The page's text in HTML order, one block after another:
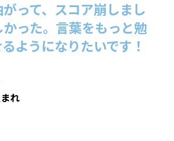
って、スコア崩しまし
った。言葉をもっと勉
ようになりたいです！
れ